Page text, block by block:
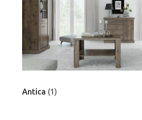
Antica (1)